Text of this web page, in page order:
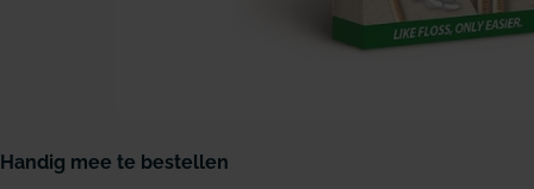
Handig mee te bestellen